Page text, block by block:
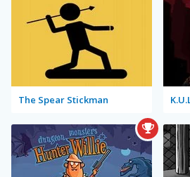
The Spear Stickman